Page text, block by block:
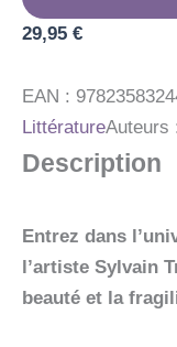
ART
-
-
UN
BEAU-
LIVRE
L'UNIVERS
POETIQUE
DE
SYLVAIN
29,95 €
EAN :
LittératureAuteurs :
Description
Entrez dans
l’artiste Sylvain
beauté et la